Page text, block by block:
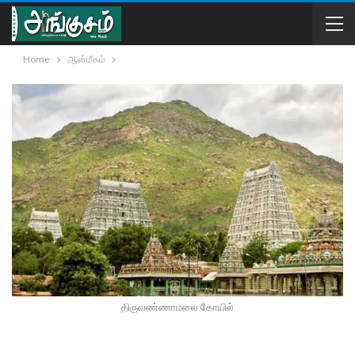
Home ஆன்மீகம்
திருவண்ணாமலை கோயில்